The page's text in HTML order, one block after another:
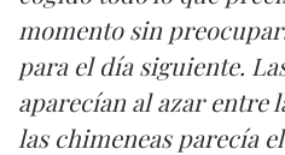
momento sin
para el día siguiente.
aparecían al azar entre
las chimeneas parecía